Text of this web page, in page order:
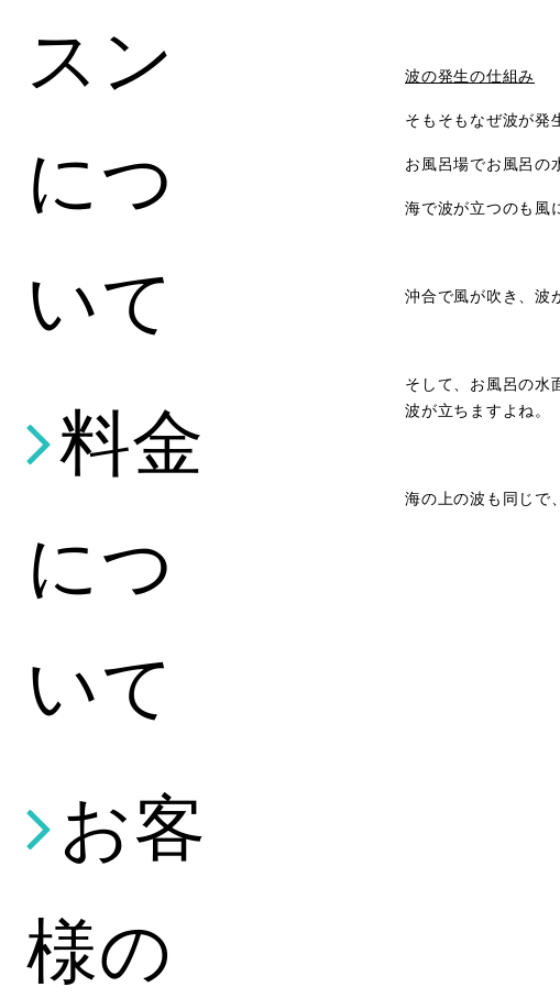
スン
につ
いて
料金
につ
いて
お客
様の
波の発生の仕組み
そもそもなぜ波が発
お風呂場でお風呂の
海で波が立つのも風
沖合で風が吹き、波
そして、お風呂の水
波が立ちますよね。
海の上の波も同じで